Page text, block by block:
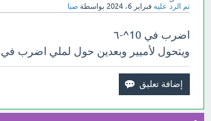
تم الرد عليه فبراير 6، 2024 بواسطة صبا
اضرب في 10^-٦
ويتحول لأميير وبعدين حول لملي اضرب